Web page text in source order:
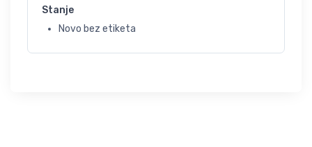
Stanje
Novo bez etiketa